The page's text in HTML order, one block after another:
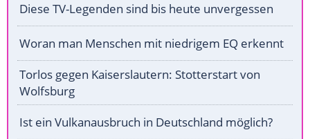
Diese TV-Legenden sind bis heute unvergessen
Woran man Menschen mit niedrigem EQ erkennt
Torlos gegen Kaiserslautern: Stotterstart von
Wolfsburg
Ist ein Vulkanausbruch in Deutschland möglich?